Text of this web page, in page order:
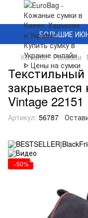
БОЛЬШИЕ
Каталог Рюкзаки
Vintage
Артикул: 56787
−50%